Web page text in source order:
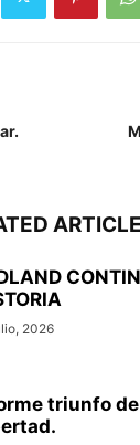
2026
triunfo